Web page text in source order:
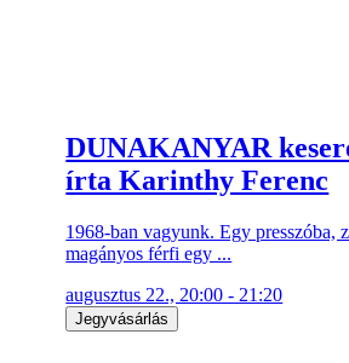
DUNAKANYAR
írta Karinthy Ferenc
1968-ban vagyunk. Egy presszóba,
magányos férfi egy ...
augusztus 22., 20:00 - 21:20
Jegyvásárlás